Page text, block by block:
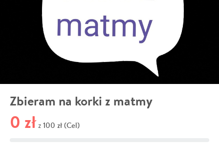
Zbieram na korki z matmy
0 zł z 100 zł (Cel)